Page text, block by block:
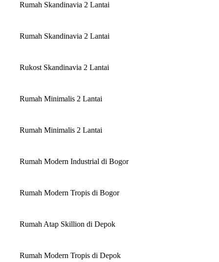
Rumah Skandinavia 2 Lantai
Rumah Skandinavia 2 Lantai
Rukost Skandinavia 2 Lantai
Rumah Minimalis 2 Lantai
Rumah Minimalis 2 Lantai
Rumah Modern Industrial di Bogor
Rumah Modern Tropis di Bogor
Rumah Atap Skillion di Depok
Rumah Modern Tropis di Depok